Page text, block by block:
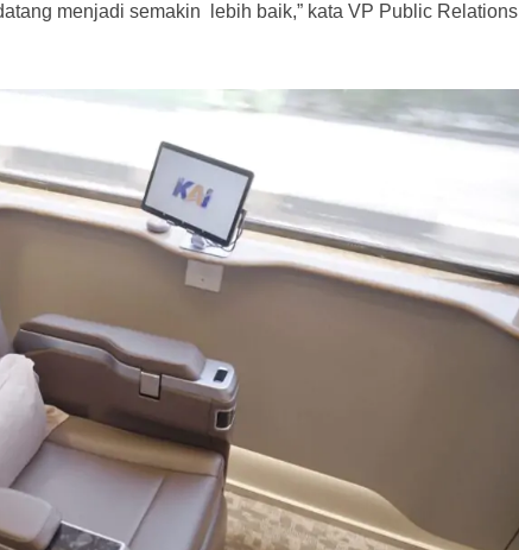
menjadi semakin lebih baik,” kata VP Public Relations